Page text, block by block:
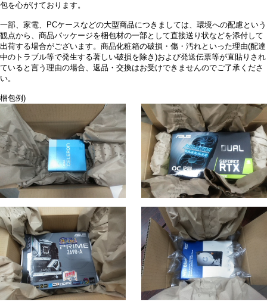
包を心がけております。
一部、家電、PCケースなどの大型商品につきましては、環境への配慮という
観点から、商品パッケージを梱包材の一部として直接送り状などを添付して
出荷する場合がございます。商品化粧箱の破損・傷・汚れといった理由(配達
中のトラブル等で発生する著しい破損を除き)および発送伝票等が直貼りされ
ていると言う理由の場合、返品・交換はお受けできませんのでご了承くださ
い。
梱包例)